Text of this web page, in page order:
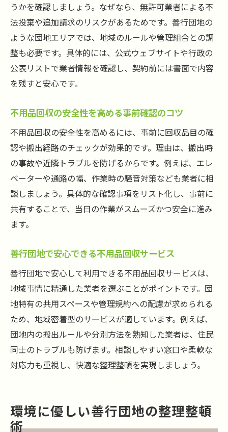
うかを確認しましょう。なぜなら、無許可業者による不
法投棄や追加請求のリスクがあるためです。善行団地の
ような団地エリアでは、地域のルールや管理組合との調
整も必要です。具体的には、公式ウェブサイトや行政の
公表リストで業者情報を確認し、契約前には書面で内容
を残すと安心です。
不用品回収の安全性を高める事前確認のコツ
不用品回収の安全性を高めるには、事前に回収品目の確
認や搬出経路のチェックが効果的です。理由は、搬出時
の事故や近隣トラブルを防げるからです。例えば、エレ
ベーターや通路の幅、作業時の騒音対策なども業者に相
談しましょう。具体的な確認事項をリスト化し、事前に
共有することで、当日の作業がスムーズかつ安全に進み
ます。
善行団地で安心できる不用品回収サービス
善行団地で安心して利用できる不用品回収サービスは、
地域事情に精通した業者を選ぶことがポイントです。団
地特有の共用スペースや管理規約への配慮が求められる
ため、地域密着型のサービスが適しています。例えば、
団地内の搬出ルールや分別方法を熟知した業者は、住民
同士のトラブルも防げます。相談しやすい窓口や柔軟な
対応力も重視し、快適な整理整頓を実現しましょう。
環境に優しい善行団地の整理整頓
術